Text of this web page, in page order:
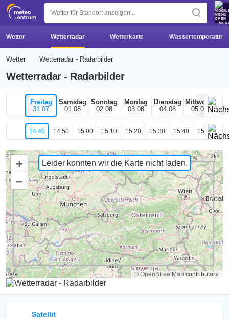
z
Wetter Wetterradar Wetterkarte Wassertemperatur
Wetter Wetterradar - Radarbilder
Wetterradar - Radarbilder
Freitag
31.07
Samstag
01.08
Sonntag
02.08
Montag
03.08
Dienstag
04.08
Mittwoch
05.08
14:40 14:50 15:00 15:10 15:20 15:30 15:40 15:50
Leider konnten wir die Karte nicht laden.
+
–
© OpenStreetMapcontributors.
Satellit